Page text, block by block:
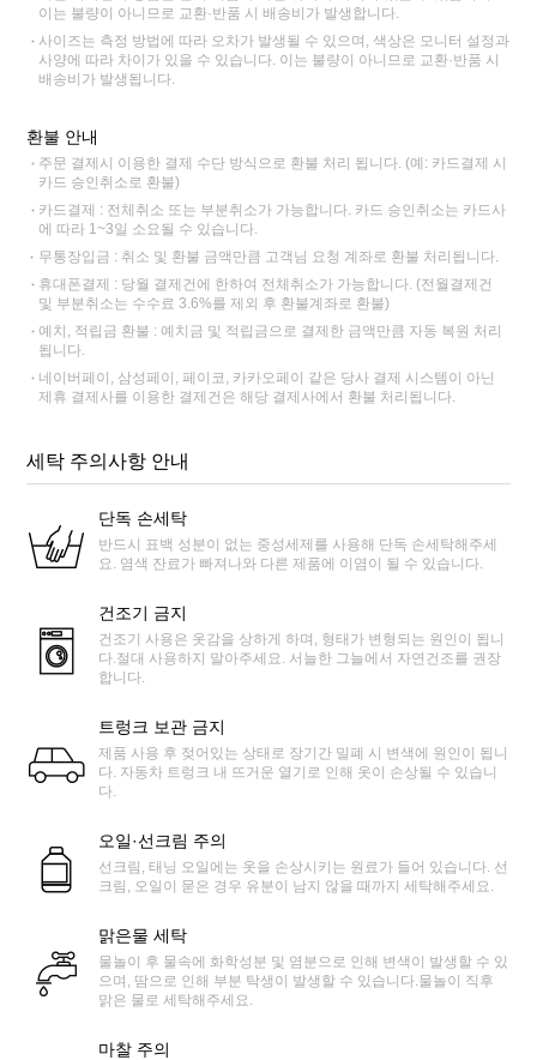
이는 불량이 아니므로 교환·반품 시 배송비가 발생합니다.
사이즈는 측정 방법에 따라 오차가 발생될 수 있으며, 색상은 모니터 설정과
사양에 따라 차이가 있을 수 있습니다. 이는 불량이 아니므로 교환·반품 시
배송비가 발생됩니다.
환불 안내
주문 결제시 이용한 결제 수단 방식으로 환불 처리 됩니다. (예: 카드결제 시
카드 승인취소로 환불)
카드결제 : 전체취소 또는 부분취소가 가능합니다. 카드 승인취소는 카드사
에 따라 1~3일 소요될 수 있습니다.
무통장입금 : 취소 및 환불 금액만큼 고객님 요청 계좌로 환불 처리됩니다.
휴대폰결제 : 당월 결제건에 한하여 전체취소가 가능합니다. (전월결제건
및 부분취소는 수수료 3.6%를 제외 후 환불계좌로 환불)
예치, 적립금 환불 : 예치금 및 적립금으로 결제한 금액만큼 자동 복원 처리
됩니다.
네이버페이, 삼성페이, 페이코, 카카오페이 같은 당사 결제 시스템이 아닌
제휴 결제사를 이용한 결제건은 해당 결제사에서 환불 처리됩니다.
세탁 주의사항 안내
단독 손세탁
반드시 표백 성분이 없는 중성세제를 사용해 단독 손세탁해주세
요. 염색 잔료가 빠져나와 다른 제품에 이염이 될 수 있습니다.
건조기 금지
건조기 사용은 옷감을 상하게 하며, 형태가 변형되는 원인이 됩니
다.절대 사용하지 말아주세요. 서늘한 그늘에서 자연건조를 권장
합니다.
트렁크 보관 금지
제품 사용 후 젖어있는 상태로 장기간 밀폐 시 변색에 원인이 됩니
다. 자동차 트렁크 내 뜨거운 열기로 인해 옷이 손상될 수 있습니
다.
오일·선크림 주의
선크림, 태닝 오일에는 옷을 손상시키는 원료가 들어 있습니다. 선
크림, 오일이 묻은 경우 유분이 남지 않을 때까지 세탁해주세요.
맑은물 세탁
물놀이 후 물속에 화학성분 및 염분으로 인해 변색이 발생할 수 있
으며, 땀으로 인해 부분 탁생이 발생할 수 있습니다.물놀이 직후
맑은 물로 세탁해주세요.
마찰 주의